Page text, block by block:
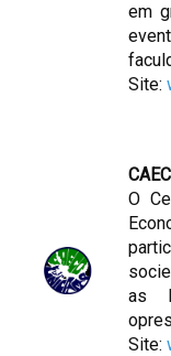
em
Site:
O
as
Site: